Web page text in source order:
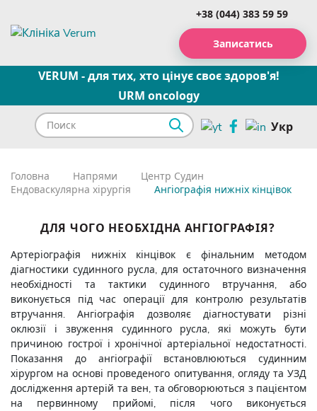
+38 (044) 383 59 59
Записатись
VERUM - для тих, хто цінує своє здоров'я!
URM oncology
Укр
Головна Напрями
Центр Судин
Ендоваскулярна хірургія
Ангіографія нижніх кінцівок
ДЛЯ ЧОГО НЕОБХІДНА АНГІОГРАФІЯ?
Артеріографія нижніх кінцівок є фінальним методом
діагностики судинного русла, для остаточного визначення
необхідності та тактики судинного втручання, або
виконується під час операції для контролю результатів
втручання. Ангіографія дозволяє діагностувати різні
оклюзії і звуження судинного русла, які можуть бути
причиною гострої і хронічної артеріальної недостатності.
Показання до ангіографії встановлюються судинним
хірургом на основі проведеного опитування, огляду та УЗД
дослідження артерій та вен, та обговорюються з пацієнтом
на первинному прийомі, після чого виконується